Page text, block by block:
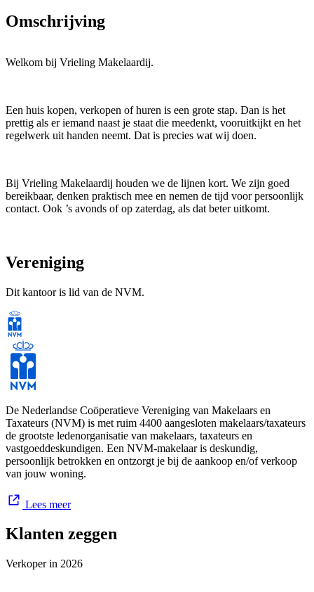
Omschrijving
Welkom bij Vrieling Makelaardij.
Een huis kopen, verkopen of huren is een grote stap. Dan is het
prettig als er iemand naast je staat die meedenkt, vooruitkijkt en het
regelwerk uit handen neemt. Dat is precies wat wij doen.
Bij Vrieling Makelaardij houden we de lijnen kort. We zijn goed
bereikbaar, denken praktisch mee en nemen de tijd voor persoonlijk
contact. Ook ’s avonds of op zaterdag, als dat beter uitkomt.
We hebben meer dan 75 jaar ervaring in de regio en kennen de
woningmarkt van Hardenberg en omgeving als geen ander. Met het
onder andere Hardenberg, Dedemsvaart, Slagharen, Gramsbergen,
en Bruchterveld.
Vrieling Makelaardij is onderdeel van Vrieling. Naast makelaardij
helpen we particuliere en zakelijke klanten met verzekeringen,
hypotheken, pensioenen, verzuim en vastgoedvraagstukken. Eén
vertrouwd adres voor al jouw financiële zaken.
Meer weten? Kijk op vrieling.nl.
Vereniging
Dit kantoor is lid van de NVM.
De Nederlandse Coöperatieve Vereniging van Makelaars en
Taxateurs (NVM) is met ruim 4400 aangesloten makelaars/taxateurs
de grootste ledenorganisatie van makelaars, taxateurs en
vastgoeddeskundigen. Een NVM-makelaar is deskundig,
persoonlijk betrokken en ontzorgt je bij de aankoop en/of verkoop
van jouw woning.
Lees meer
Klanten zeggen
Verkoper in 2026